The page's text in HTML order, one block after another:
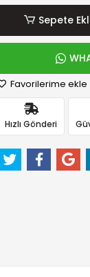
Sepete
Favorilerime ekle
Hızlı Gönderi